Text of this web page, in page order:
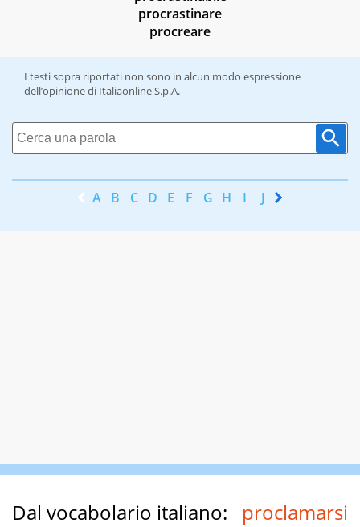
procrastinare
procreare
I testi sopra riportati non sono in alcun modo espressione
dell’opinione di Italiaonline S.p.A.
A B C D E F G H I J K
Dal vocabolario italiano: proclamarsi